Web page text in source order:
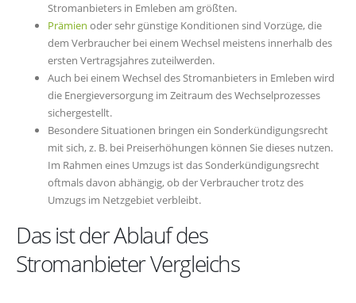
Stromanbieters in Emleben am größten.
Prämien oder sehr günstige Konditionen sind Vorzüge, die
dem Verbraucher bei einem Wechsel meistens innerhalb des
ersten Vertragsjahres zuteilwerden.
Auch bei einem Wechsel des Stromanbieters in Emleben wird
die Energieversorgung im Zeitraum des Wechselprozesses
sichergestellt.
Besondere Situationen bringen ein Sonderkündigungsrecht
mit sich, z. B. bei Preiserhöhungen können Sie dieses nutzen.
Im Rahmen eines Umzugs ist das Sonderkündigungsrecht
oftmals davon abhängig, ob der Verbraucher trotz des
Umzugs im Netzgebiet verbleibt.
Das ist der Ablauf des
Stromanbieter Vergleichs